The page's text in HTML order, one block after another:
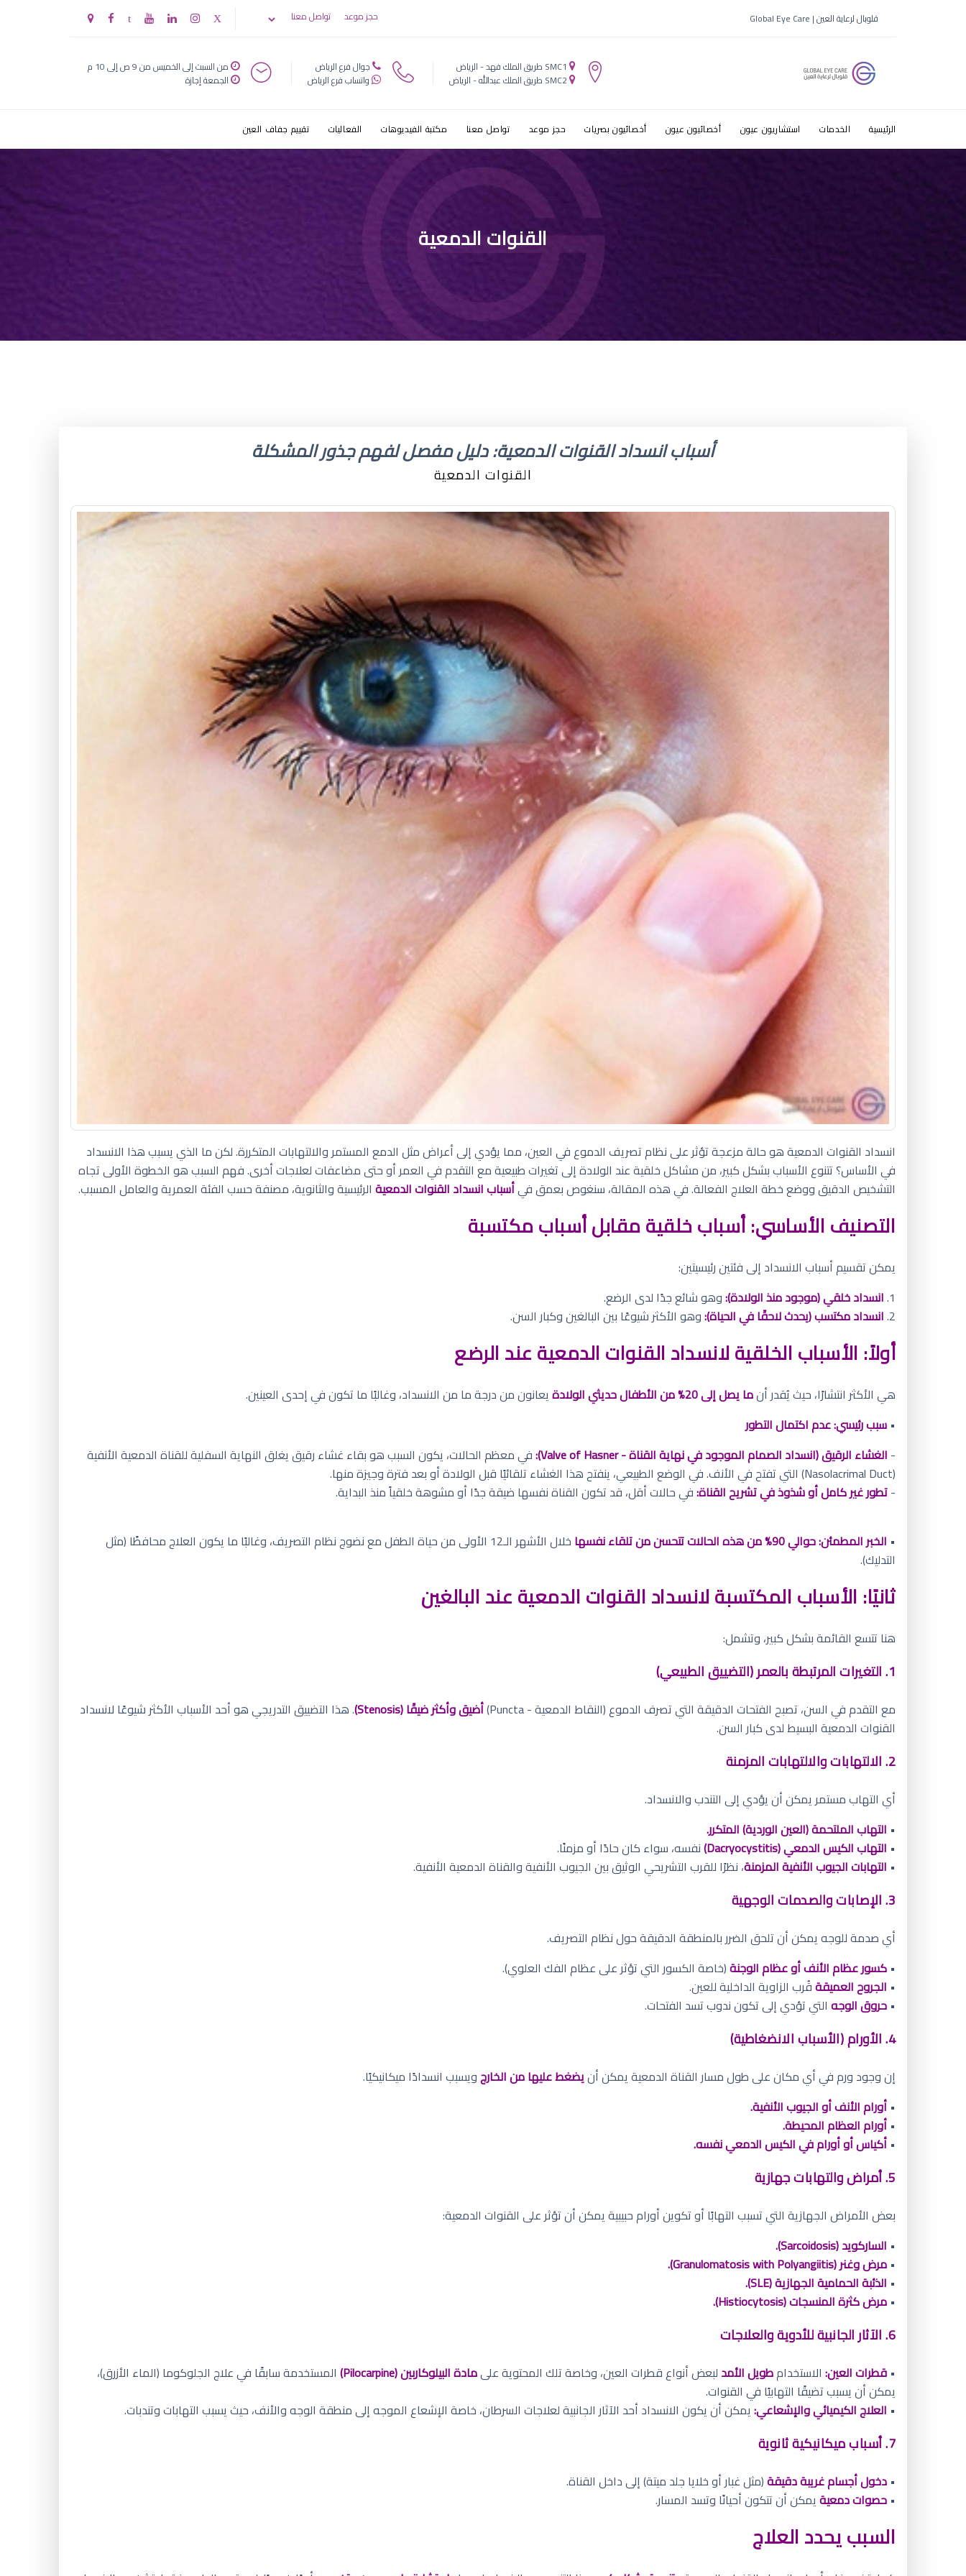
قلوبال لرعاية العين | Global Eye Care حجز موعد تواصل معنا
SMC1 طريق الملك فهد - الرياض
SMC2 طريق الملك عبدالله - الرياض
جوال فرع الرياض
واتساب فرع الرياض
من السبت إلى الخميس من 9 ص إلى 10 م
الجمعة إجازة
الرئيسية الخدمات استشاريون عيون أخصائيون عيون أخصائيون بصريات حجز موعد تواصل معنا مكتبة الفيديوهات الفعاليات تقييم جفاف العين
القنوات الدمعية
أسباب انسداد القنوات الدمعية: دليل مفصل لفهم جذور المشكلة
القنوات الدمعية
انسداد القنوات الدمعية هو حالة مزعجة تؤثر على نظام تصريف الدموع في العين، مما يؤدي إلى أعراض مثل الدمع المستمر والالتهابات المتكررة. لكن ما الذي يسبب هذا الانسداد
في الأساس؟ تتنوع الأسباب بشكل كبير، من مشاكل خلقية عند الولادة إلى تغيرات طبيعية مع التقدم في العمر أو حتى مضاعفات لعلاجات أخرى. فهم السبب هو الخطوة الأولى تجاه
التشخيص الدقيق ووضع خطة العلاج الفعالة. في هذه المقالة، سنغوص بعمق فيأسباب انسداد القنوات الدمعية الرئيسية والثانوية، مصنفة حسب الفئة العمرية والعامل المسبب.
التصنيف الأساسي: أسباب خلقية مقابل أسباب مكتسبة
يمكن تقسيم أسباب الانسداد إلى فئتين رئيسيتين:
1. انسداد خلقي (موجود منذ الولادة):وهو شائع جدًا لدى الرضع.
2. انسداد مكتسب (يحدث لاحقًا في الحياة):وهو الأكثر شيوعًا بين البالغين وكبار السن.
أولاً: الأسباب الخلقية لانسداد القنوات الدمعية عند الرضع
هي الأكثر انتشارًا، حيث يُقدر أنما يصل إلى 20% من الأطفال حديثي الولادة
يعانون من درجة ما من الانسداد، وغالبًا ما تكون في إحدى العينين.
• سبب رئيسي: عدم اكتمال التطور
- الغشاء الرقيق (انسداد الصمام الموجود في نهاية القناة - Valve of Hasner):
في معظم الحالات، يكون السبب هو بقاء غشاء رقيق يغلق النهاية السفلية للقناة الدمعية الأنفية
(Nasolacrimal Duct) التي تفتح في الأنف. في الوضع الطبيعي، ينفتح هذا الغشاء تلقائيًا قبل الولادة أو بعد فترة وجيزة منها.
-تطور غير كامل أو شذوذ في تشريح القناة:في حالات أقل، قد تكون القناة نفسها ضيقة جدًا أو مشوهة خلقياً منذ البداية.
• الخبر المطمئن:حوالي 90% من هذه الحالات تتحسن من تلقاء نفسها
خلال الأشهر الـ12 الأولى من حياة الطفل مع نضوج نظام التصريف، وغالبًا ما يكون العلاج محافظًا (مثل
التدليك).
ثانيًا: الأسباب المكتسبة لانسداد القنوات الدمعية عند البالغين
هنا تتسع القائمة بشكل كبير، وتشمل:
1. التغيرات المرتبطة بالعمر (التضييق الطبيعي)
مع التقدم في السن، تصبح الفتحات الدقيقة التي تصرف الدموع (النقاط الدمعية - Puncta) أضيق وأكثر ضيقًا (Stenosis)
. هذا التضييق التدريجي هو أحد الأسباب الأكثر شيوعًا لانسداد
القنوات الدمعية البسيط لدى كبار السن.
2. الالتهابات والالتهابات المزمنة
أي التهاب مستمر يمكن أن يؤدي إلى التندب والانسداد.
• التهاب الملتحمة (العين الوردية) المتكرر.
• التهاب الكيس الدمعي (Dacryocystitis)
نفسه، سواء كان حادًا أو مزمنًا.
• التهابات الجيوب الأنفية المزمنة، نظرًا للقرب التشريحي الوثيق بين الجيوب الأنفية والقناة الدمعية الأنفية.
3. الإصابات والصدمات الوجهية
أي صدمة للوجه يمكن أن تلحق الضرر بالمنطقة الدقيقة حول نظام التصريف.
• كسور عظام الأنف أو عظام الوجنة(خاصة الكسور التي تؤثر على عظام الفك العلوي).
• الجروح العميقةقُرب الزاوية الداخلية للعين.
• حروق الوجه التي تؤدي إلى تكون ندوب تسد الفتحات.
4. الأورام (الأسباب الانضغاطية)
إن وجود ورم في أي مكان على طول مسار القناة الدمعية يمكن أنيضغط عليها من الخارجويسبب انسدادًا ميكانيكيًا.
• أورام الأنف أو الجيوب الأنفية.
• أورام العظام المحيطة.
• أكياس أو أورام في الكيس الدمعي نفسه.
5. أمراض والتهابات جهازية
بعض الأمراض الجهازية التي تسبب التهابًا أو تكوين أورام حبيبية يمكن أن تؤثر على القنوات الدمعية:
• الساركويد (Sarcoidosis).
• مرض وغنر (Granulomatosis with Polyangiitis).
• الذئبة الحمامية الجهازية (SLE).
• مرض كثرة المنسجات (Histiocytosis).
6. الآثار الجانبية للأدوية والعلاجات
• قطرات العين: الاستخدامطويل الأمد لبعض أنواع قطرات العين، وخاصة تلك المحتوية علىمادة البيلوكاربين (Pilocarpine)
المستخدمة سابقًا في علاج الجلوكوما (الماء الأزرق)،
يمكن أن يسبب تضيقًا التهابيًا في القنوات.
• العلاج الكيميائي والإشعاعي: يمكن أن يكون الانسداد أحد الآثار الجانبية لعلاجات السرطان، خاصة الإشعاع الموجه إلى منطقة الوجه والأنف، حيث يسبب التهابات وتندبات.
7. أسباب ميكانيكية ثانوية
• دخول أجسام غريبة دقيقة(مثل غبار أو خلايا جلد ميتة) إلى داخل القناة.
• حصوات دمعية يمكن أن تتكون أحيانًا وتسد المسار.
السبب يحدد العلاج